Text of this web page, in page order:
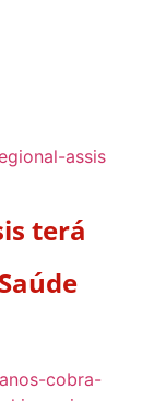
terá